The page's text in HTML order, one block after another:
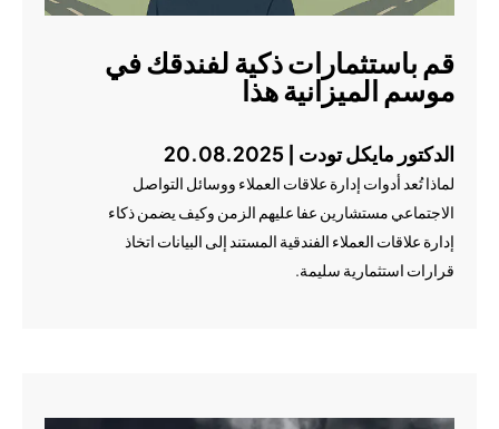
قم باستثمارات ذكية لفندقك في
موسم الميزانية هذا
الدكتور مايكل تودت | 20.08.2025
لماذا تُعد أدوات إدارة علاقات العملاء ووسائل التواصل
الاجتماعي مستشارين عفا عليهم الزمن وكيف يضمن ذكاء
إدارة علاقات العملاء الفندقية المستند إلى البيانات اتخاذ
قرارات استثمارية سليمة.